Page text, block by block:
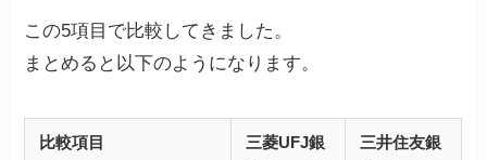
この5項目で比較してきました。
まとめると以下のようになります。
比較項目
三菱UFJ銀
三井住友銀